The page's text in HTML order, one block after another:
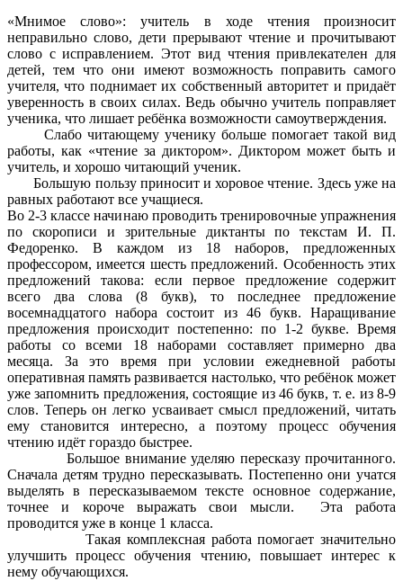
«Мнимое слово»: учитель в ходе чтения произносит
неправильно слово, дети прерывают чтение и прочитывают
слово с исправлением. Этот вид чтения привлекателен для
детей, тем что они имеют возможность поправить самого
учителя, что поднимает их собственный авторитет и придаёт
уверенность в своих силах. Ведь обычно учитель поправляет
ученика, что лишает ребёнка возможности самоутверждения.
Слабо читающему ученику больше помогает такой вид
работы, как «чтение за диктором». Диктором может быть и
учитель, и хорошо читающий ученик.
Большую пользу приносит и хоровое чтение. Здесь уже на
равных работают все учащиеся.
Во 2-3 классе начинаю проводить тренировочные упражнения
по скорописи и зрительные диктанты по текстам И. П.
Федоренко. В каждом из 18 наборов, предложенных
профессором, имеется шесть предложений. Особенность этих
предложений такова: если первое предложение содержит
всего два слова (8 букв), то последнее предложение
восемнадцатого набора состоит из 46 букв. Наращивание
предложения происходит постепенно: по 1-2 букве. Время
работы со всеми 18 наборами составляет примерно два
месяца. За это время при условии ежедневной работы
оперативная память развивается настолько, что ребёнок может
уже запомнить предложения, состоящие из 46 букв, т. е. из 8-9
слов. Теперь он легко усваивает смысл предложений, читать
ему становится интересно, а поэтому процесс обучения
чтению идёт гораздо быстрее.
Большое внимание уделяю пересказу прочитанного.
Сначала детям трудно пересказывать. Постепенно они учатся
выделять в пересказываемом тексте основное содержание,
точнее и короче выражать свои мысли. Эта работа
проводится уже в конце 1 класса.
Такая комплексная работа помогает значительно
улучшить процесс обучения чтению, повышает интерес к
нему обучающихся.